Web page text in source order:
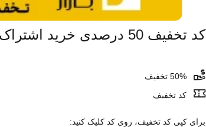
کد تخفیف 50 درصدی خرید اشتراک سه ماهه نماوا
کد تخفیف
برای کپی کد تخفیف، روی کد کلیک کنید: